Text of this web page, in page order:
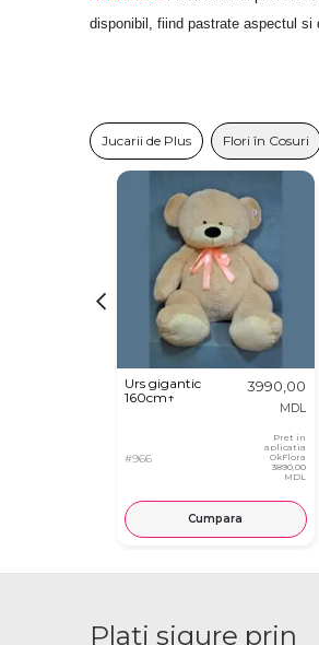
disponibil, fiind pastrate aspectul si
Jucarii de Plus Flori în Cosuri
Urs gigantic
160cm↑
#966
3990,00
MDL
Pret in
aplicatia
OkFlora
3890,00
MDL
Cumpara
Plati sigure prin